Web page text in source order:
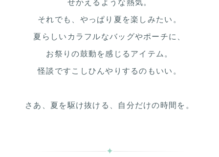
せかえるような熱気。
それでも、やっぱり夏を楽しみたい。
夏らしいカラフルなバッグやポーチに、
お祭りの鼓動を感じるアイテム。
怪談ですこしひんやりするのもいい。
さあ、夏を駆け抜ける、自分だけの時間を。
✦